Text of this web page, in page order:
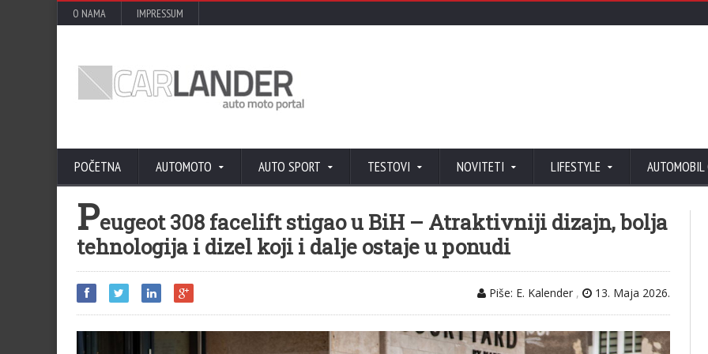
O NAMA IMPRESSUM
POČETNA AUTOMOTO AUTO SPORT TESTOVI NOVITETI LIFESTYLE AUTOMOBIL
Peugeot 308 facelift stigao u BiH – Atraktivniji dizajn, bolja
tehnologija i dizel koji i dalje ostaje u ponudi
Piše: E. Kalender , 13. Maja 2026.